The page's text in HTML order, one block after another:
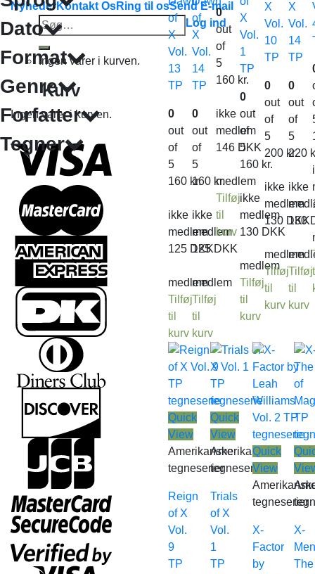
NyhederKontakt OsRing til osSend E-mail
Søg
efter:
Log ind
Ingen varer i kurven.
Kurv
Ingen varer i kurven.
Dato
Format
Genre
Forfatter
Tegner
of
X
Vol.
13
TP
0
out
of
5
160 kr.
ikke
medlem
125 DKK
medlem
Tilføj
til
kurv
of
X
Vol.
14
TP
0
out
of
5
160 kr.
ikke
medlem
125DKK
medlem
Tilføj
til
kurv
0
out
of
5
160 kr.
ikke
medlem
146 DKK
medlem
Tilføj
til
kurv
X
Vol.
1
TP
0
out
of
5
160 kr.
ikke
medlem
130 DKK
medlem
Tilføj
til
kurv
X
Vol.
10
TP
0
out
of
5
200 kr.
ikke
medlem
130 DKK
medlem
Tilføj
til
kurv
X
Vol.
14
TP
0
out
of
5
220
ikke
130
Tilføj
til
kurv
Quick
View
Amerikanske
tegneserier
Reign
of X
Vol.
9
TP
Quick
View
Amerikanske
tegneserier
Trials
of X
Vol.
1
TP
Quick
View
tegneserier
X-
Factor
by
X-
The